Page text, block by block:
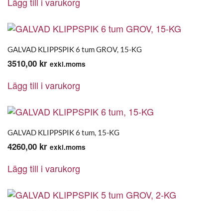
GALVAD KLIPPSPIK 6 tum GROV, 15-KG
3510,00 kr exkl.moms
Lägg till i varukorg
GALVAD KLIPPSPIK 6 tum, 15-KG
4260,00 kr exkl.moms
Lägg till i varukorg